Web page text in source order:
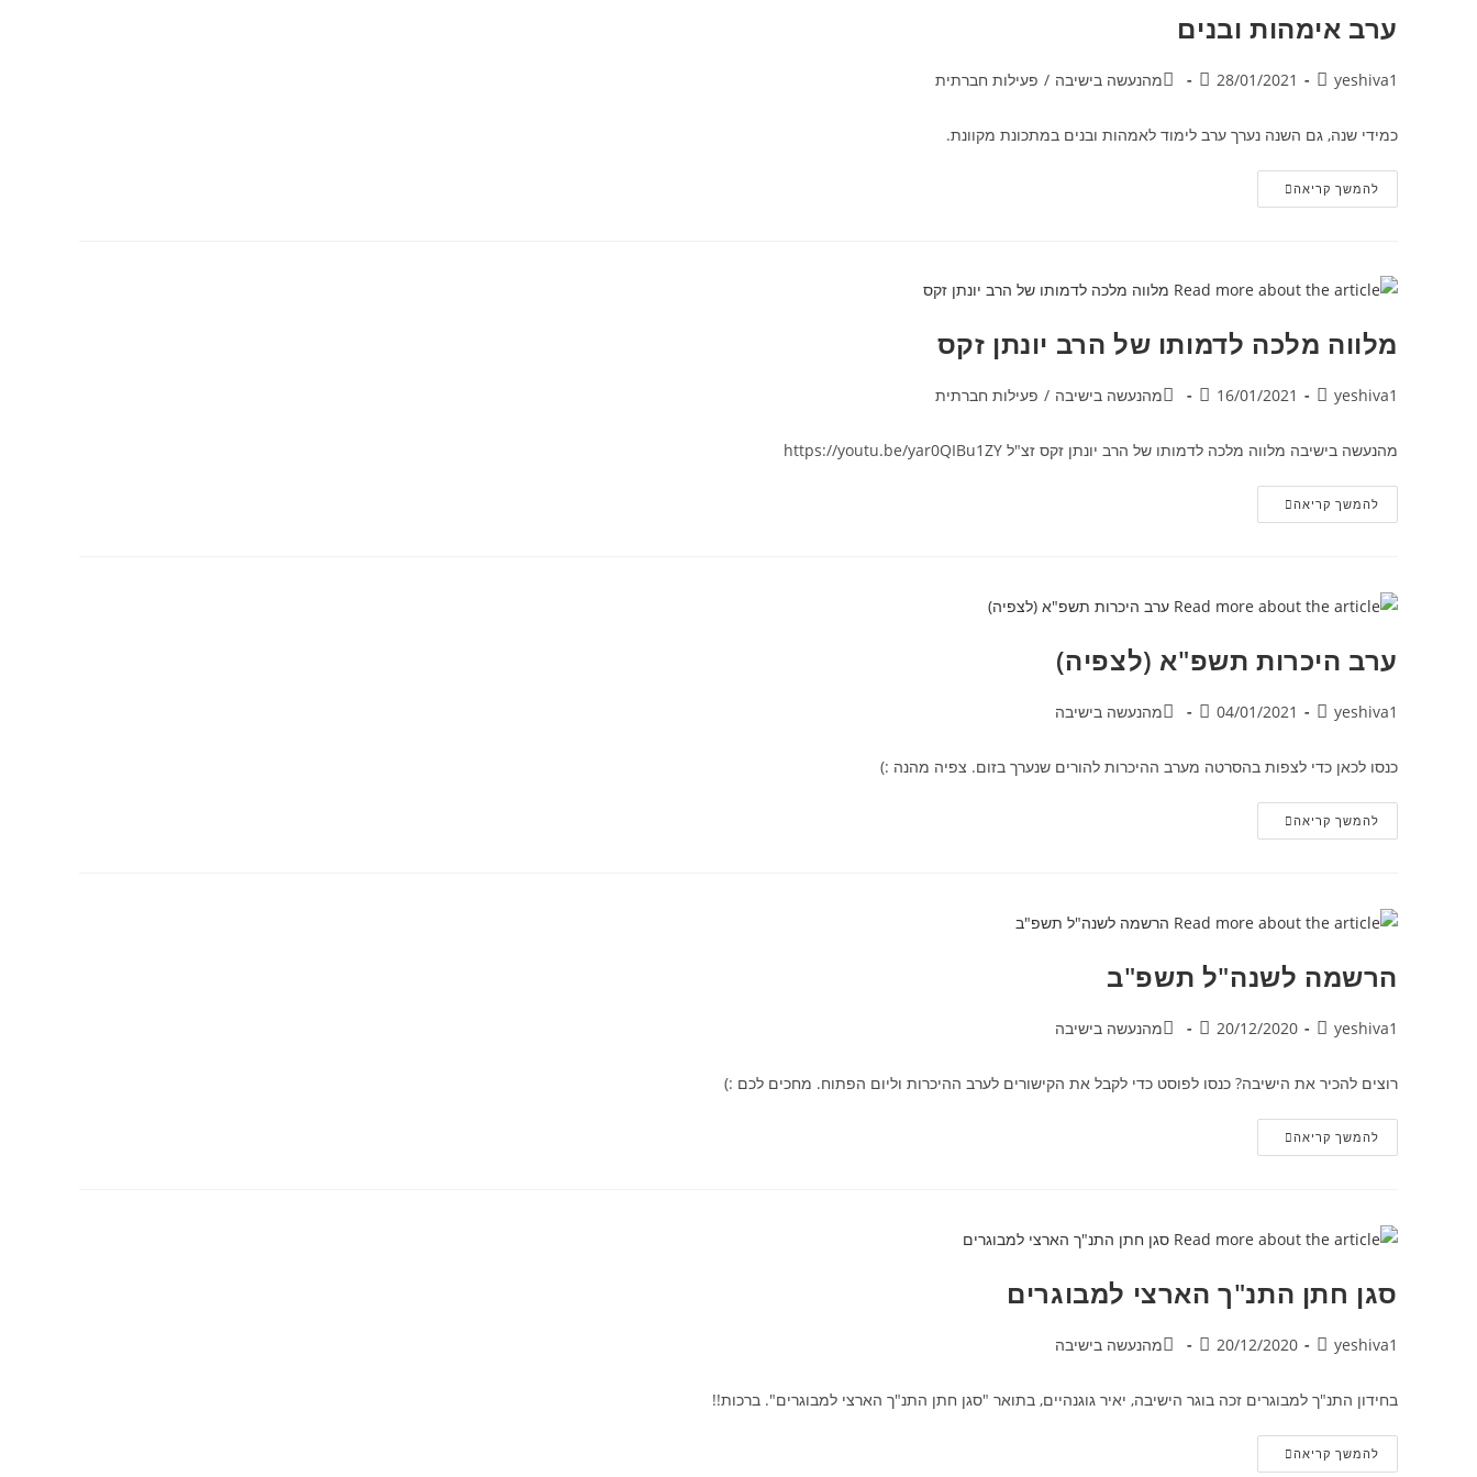
ערב אימהות ובנים
yeshiva1
28/01/2021 מהנעשה בישיבה / פעילות חברתית
כמידי שנה, גם השנה נערך ערב לימוד לאמהות ובנים במתכונת מקוונת.
להמשך קריאה
מלווה מלכה לדמותו של הרב יונתן זקס
yeshiva1
16/01/2021 מהנעשה בישיבה / פעילות חברתית
מהנעשה בישיבה מלווה מלכה לדמותו של הרב יונתן זקס זצ"ל https://youtu.be/yar0QIBu1ZY
להמשך קריאה
ערב היכרות תשפ"א (לצפיה)
yeshiva1
04/01/2021 מהנעשה בישיבה
כנסו לכאן כדי לצפות בהסרטה מערב ההיכרות להורים שנערך בזום. צפיה מהנה :)
להמשך קריאה
הרשמה לשנה"ל תשפ"ב
yeshiva1
20/12/2020 מהנעשה בישיבה
רוצים להכיר את הישיבה? כנסו לפוסט כדי לקבל את הקישורים לערב ההיכרות וליום הפתוח. מחכים לכם :)
להמשך קריאה
סגן חתן התנ"ך הארצי למבוגרים
yeshiva1
20/12/2020 מהנעשה בישיבה
בחידון התנ"ך למבוגרים זכה בוגר הישיבה, יאיר גוגנהיים, בתואר "סגן חתן התנ"ך הארצי למבוגרים". ברכות!!
להמשך קריאה